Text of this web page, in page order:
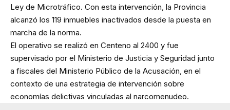
Ley de Microtráfico. Con esta intervención, la Provincia
alcanzó los 119 inmuebles inactivados desde la puesta en
marcha de la norma.
El operativo se realizó en Centeno al 2400 y fue
supervisado por el Ministerio de Justicia y Seguridad junto
a fiscales del Ministerio Público de la Acusación, en el
contexto de una estrategia de intervención sobre
economías delictivas vinculadas al narcomenudeo.